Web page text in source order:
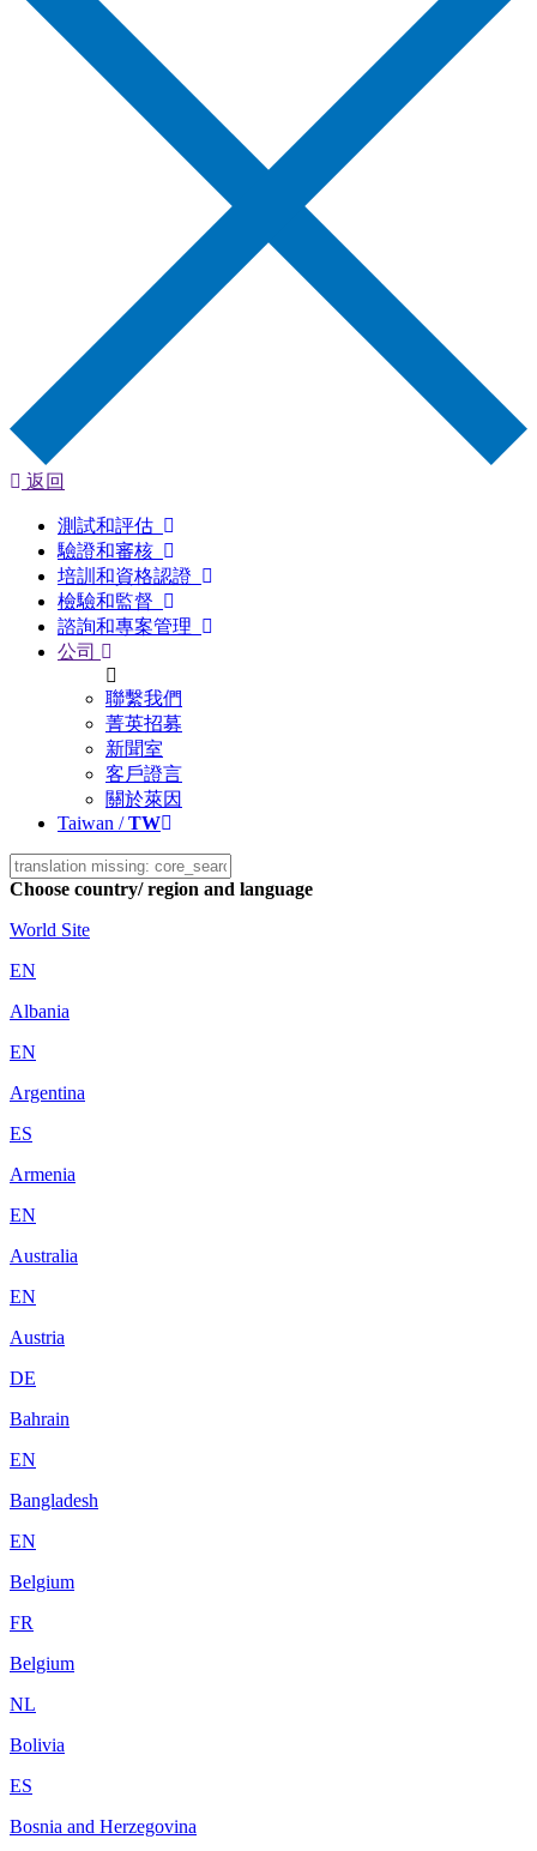
返回
測試和評估
驗證和審核
培訓和資格認證
檢驗和監督
諮詢和專案管理
公司
聯繫我們
菁英招募
新聞室
客戶證言
關於萊因
Taiwan /TW
Choose country/ region and language
World Site
EN
Albania
EN
Argentina
ES
Armenia
EN
Australia
EN
Austria
DE
Bahrain
EN
Bangladesh
EN
Belgium
FR
Belgium
NL
Bolivia
ES
Bosnia and Herzegovina